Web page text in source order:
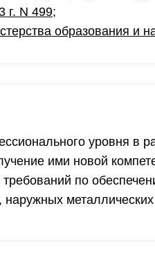
г. N 499;
образования и
уровня в
ими новой
по